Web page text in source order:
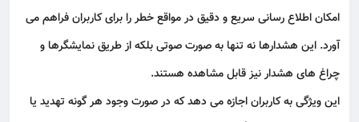
امکان اطلاع‌ رسانی سریع و دقیق در مواقع خطر را برای کاربران فراهم می‌
آورد. این هشدارها نه‌ تنها به‌ صورت صوتی بلکه ازطریق نمایشگرهاو
چراغ‌ های هشدارنیز قابل مشاهده هستند.
این ویژگی به کاربران اجازه می‌ دهد که در صورت وجود هر گونه تهدید یا